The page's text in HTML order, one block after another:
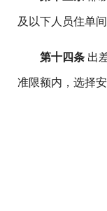
及以下人员住单间
第十四条 出
准限额内，选择